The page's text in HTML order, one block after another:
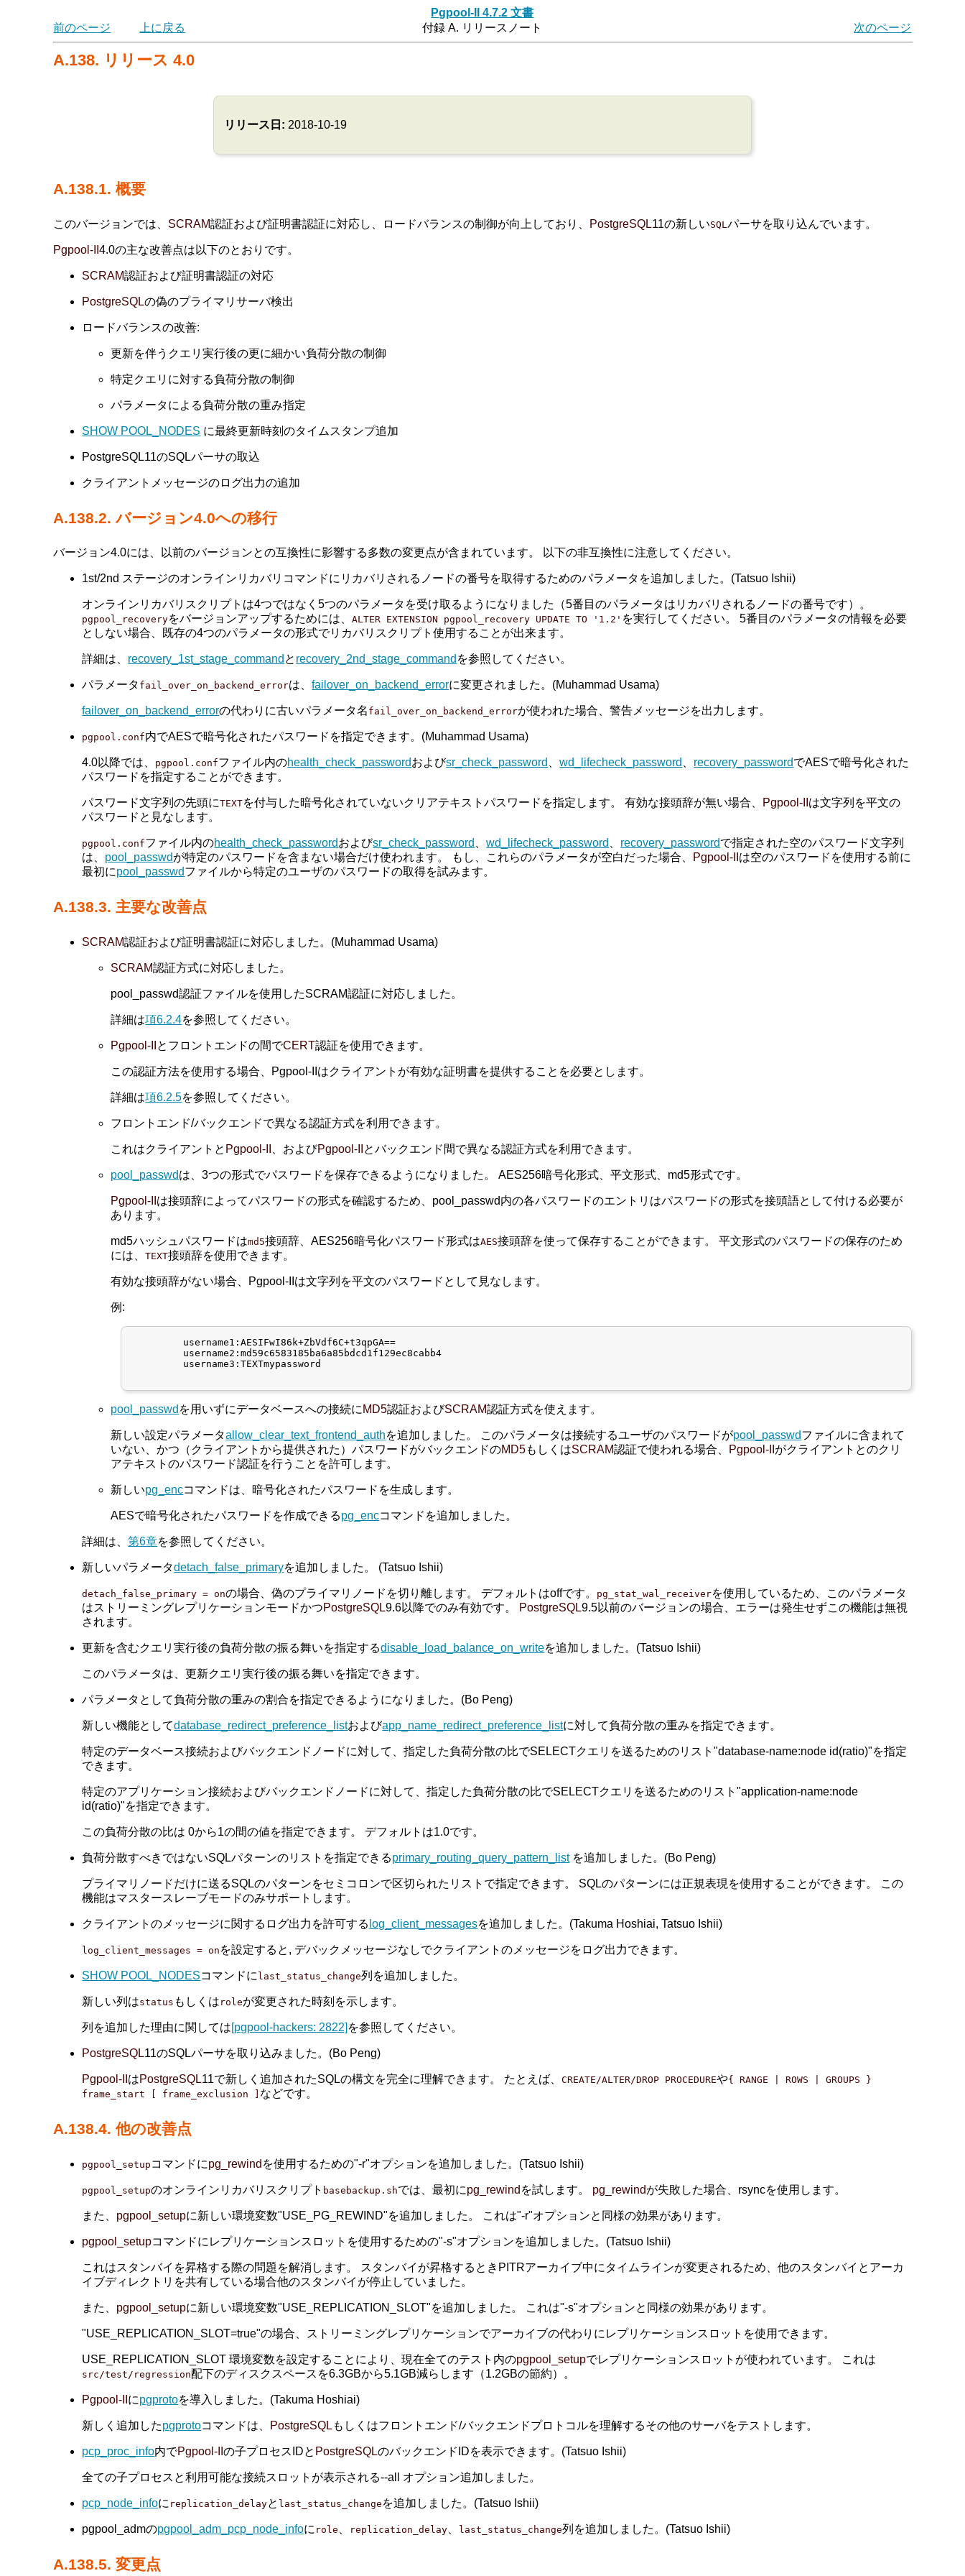
Pgpool-II 4.7.2 文書
前のページ
上に戻る 付録 A. リリースノート 次のページ
A.138. リリース 4.0
リリース日: 2018-10-19
A.138.1. 概要
このバージョンでは、 SCRAM認証および証明書認証に対応し、ロードバランスの制御が向上しており、 PostgreSQL11の新しいSQLパーサを取り込んでいます。
Pgpool-II4.0の主な改善点は以下のとおりです。
SCRAM認証および証明書認証の対応
PostgreSQLの偽のプライマリサーバ検出
ロードバランスの改善:
更新を伴うクエリ実行後の更に細かい負荷分散の制御
特定クエリに対する負荷分散の制御
パラメータによる負荷分散の重み指定
SHOW POOL_NODES に最終更新時刻のタイムスタンプ追加
PostgreSQL11のSQLパーサの取込
クライアントメッセージのログ出力の追加
A.138.2. バージョン4.0への移行
バージョン4.0には、以前のバージョンとの互換性に影響する多数の変更点が含まれています。 以下の非互換性に注意してください。
1st/2nd ステージのオンラインリカバリコマンドにリカバリされるノードの番号を取得するためのパラメータを追加しました。(Tatsuo Ishii)
オンラインリカバリスクリプトは4つではなく5つのパラメータを受け取るようになりました（5番目のパラメータはリカバリされるノードの番号です）。
pgpool_recoveryをバージョンアップするためには、ALTER EXTENSION pgpool_recovery UPDATE TO '1.2' を実行してください。 5番目のパラメータの情報を必要
としない場合、既存の4つのパラメータの形式でリカバリスクリプト使用することが出来ます。
詳細は、 recovery_1st_stage_command と recovery_2nd_stage_command を参照してください。
パラメータ fail_over_on_backend_errorは、failover_on_backend_errorに変更されました。(Muhammad Usama)
failover_on_backend_errorの代わりに古いパラメータ名 fail_over_on_backend_errorが使われた場合、警告メッセージを出力します。
pgpool.conf内でAESで暗号化されたパスワードを指定できます。(Muhammad Usama)
4.0以降では、 pgpool.confファイル内のhealth_check_passwordおよびsr_check_password 、wd_lifecheck_password 、 recovery_passwordでAESで暗号化された
パスワードを指定することができます。
パスワード文字列の先頭にTEXTを付与した暗号化されていないクリアテキストパスワードを指定します。 有効な接頭辞が無い場合、 Pgpool-II は文字列を平文の
パスワードと見なします。
pgpool.confファイル内のhealth_check_passwordおよびsr_check_password 、wd_lifecheck_password 、 recovery_passwordで指定された空のパスワード文字列
は、 pool_passwdが特定のパスワードを含まない場合だけ使われます。 もし、これらのパラメータが空白だった場合、 Pgpool-II は空のパスワードを使用する前に
最初にpool_passwdファイルから特定のユーザのパスワードの取得を試みます。
A.138.3. 主要な改善点
SCRAM認証および証明書認証に対応しました。(Muhammad Usama)
SCRAM認証方式に対応しました。
pool_passwd認証ファイルを使用したSCRAM認証に対応しました。
詳細は項6.2.4を参照してください。
Pgpool-II とフロントエンドの間でCERT認証を使用できます。
この認証方法を使用する場合、Pgpool-IIはクライアントが有効な証明書を提供することを必要とします。
詳細は項6.2.5を参照してください。
フロントエンド/バックエンドで異なる認証方式を利用できます。
これはクライアントと Pgpool-II 、およびPgpool-II とバックエンド間で異なる認証方式を利用できます。
pool_passwdは、3つの形式でパスワードを保存できるようになりました。 AES256暗号化形式、平文形式、md5形式です。
Pgpool-II は接頭辞によってパスワードの形式を確認するため、pool_passwd内の各パスワードのエントリはパスワードの形式を接頭語として付ける必要が
あります。
md5ハッシュパスワードはmd5接頭辞、AES256暗号化パスワード形式はAES接頭辞を使って保存することができます。 平文形式のパスワードの保存のため
には、TEXT接頭辞を使用できます。
有効な接頭辞がない場合、Pgpool-IIは文字列を平文のパスワードとして見なします。
例:
pool_passwd を用いずにデータベースへの接続に MD5認証およびSCRAM認証方式を使えます。
新しい設定パラメータallow_clear_text_frontend_authを追加しました。 このパラメータは接続するユーザのパスワードがpool_passwdファイルに含まれて
いない、かつ（クライアントから提供された）パスワードがバックエンドのMD5もしくはSCRAM認証で使われる場合、 Pgpool-II がクライアントとのクリ
アテキストのパスワード認証を行うことを許可します。
新しいpg_encコマンドは、暗号化されたパスワードを生成します。
AESで暗号化されたパスワードを作成できるpg_encコマンドを追加しました。
詳細は、第6章を参照してください。
新しいパラメータdetach_false_primaryを追加しました。 (Tatsuo Ishii)
detach_false_primary = onの場合、偽のプライマリノードを切り離します。 デフォルトはoffです。 pg_stat_wal_receiverを使用しているため、このパラメータ
はストリーミングレプリケーションモードかつPostgreSQL9.6以降でのみ有効です。 PostgreSQL9.5以前のバージョンの場合、エラーは発生せずこの機能は無視
されます。
更新を含むクエリ実行後の負荷分散の振る舞いを指定するdisable_load_balance_on_writeを追加しました。(Tatsuo Ishii)
このパラメータは、更新クエリ実行後の振る舞いを指定できます。
パラメータとして負荷分散の重みの割合を指定できるようになりました。(Bo Peng)
新しい機能としてdatabase_redirect_preference_listおよびapp_name_redirect_preference_listに対して負荷分散の重みを指定できます。
特定のデータベース接続およびバックエンドノードに対して、指定した負荷分散の比でSELECTクエリを送るためのリスト"database-name:node id(ratio)"を指定
できます。
特定のアプリケーション接続およびバックエンドノードに対して、指定した負荷分散の比でSELECTクエリを送るためのリスト"application-name:node
id(ratio)"を指定できます。
この負荷分散の比は 0から1の間の値を指定できます。 デフォルトは1.0です。
負荷分散すべきではないSQLパターンのリストを指定できるprimary_routing_query_pattern_listを追加しました。(Bo Peng)
プライマリノードだけに送るSQLのパターンをセミコロンで区切られたリストで指定できます。 SQLのパターンには正規表現を使用することができます。 この
機能はマスタースレーブモードのみサポートします。
クライアントのメッセージに関するログ出力を許可する log_client_messagesを追加しました。(Takuma Hoshiai, Tatsuo Ishii)
log_client_messages = on を設定すると, デバックメッセージなしでクライアントのメッセージをログ出力できます。
SHOW POOL_NODESコマンドに last_status_change列を追加しました。
新しい列はstatus もしくは roleが変更された時刻を示します。
列を追加した理由に関しては[pgpool-hackers: 2822] を参照してください。
PostgreSQL11のSQLパーサを取り込みました。(Bo Peng)
Pgpool-II はPostgreSQL11で新しく追加されたSQLの構文を完全に理解できます。 たとえば、CREATE/ALTER/DROP PROCEDUREや{ RANGE | ROWS | GROUPS }
frame_start [ frame_exclusion ] などです。
A.138.4. 他の改善点
pgpool_setup コマンドにpg_rewind を使用するための"-r"オプションを追加しました。(Tatsuo Ishii)
pgpool_setupのオンラインリカバリスクリプト basebackup.shでは、最初にpg_rewind を試します。 pg_rewindが失敗した場合、rsyncを使用します。
また、 pgpool_setupに新しい環境変数"USE_PG_REWIND"を追加しました。 これは"-r"オプションと同様の効果があります。
pgpool_setupコマンドにレプリケーションスロットを使用するための"-s"オプションを追加しました。(Tatsuo Ishii)
これはスタンバイを昇格する際の問題を解消します。 スタンバイが昇格するときPITRアーカイブ中にタイムラインが変更されるため、他のスタンバイとアーカ
イブディレクトリを共有している場合他のスタンバイが停止していました。
また、 pgpool_setupに新しい環境変数"USE_REPLICATION_SLOT"を追加しました。 これは"-s"オプションと同様の効果があります。
"USE_REPLICATION_SLOT=true"の場合、ストリーミングレプリケーションでアーカイブの代わりにレプリケーションスロットを使用できます。
USE_REPLICATION_SLOT 環境変数を設定することにより、現在全てのテスト内のpgpool_setupでレプリケーションスロットが使われています。 これは
src/test/regression配下のディスクスペースを6.3GBから5.1GB減らします（1.2GBの節約）。
Pgpool-II にpgprotoを導入しました。(Takuma Hoshiai)
新しく追加したpgprotoコマンドは、 PostgreSQL もしくはフロントエンド/バックエンドプロトコルを理解するその他のサーバをテストします。
pcp_proc_info内でPgpool-IIの子プロセスIDと PostgreSQLのバックエンドIDを表示できます。(Tatsuo Ishii)
全ての子プロセスと利用可能な接続スロットが表示される--all オプション追加しました。
pcp_node_infoに replication_delayと last_status_change を追加しました。(Tatsuo Ishii)
pgpool_admのpgpool_adm_pcp_node_infoに role replication_delay last_status_change列を追加しました。(Tatsuo Ishii)
A.138.5. 変更点